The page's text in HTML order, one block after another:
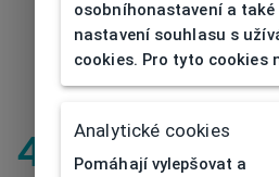
404| Stránka
osobníhonastavení a také
nastavení souhlasu s
cookies. Pro tyto cookies
Analytické cookies
Pomáhají vylepšovat a